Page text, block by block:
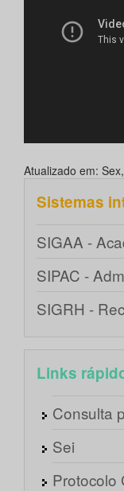
Atualizado em:
Sistemas
SIGAA -
SIPAC -
SIGRH -
Links
Consulta
Sei
Protocolo